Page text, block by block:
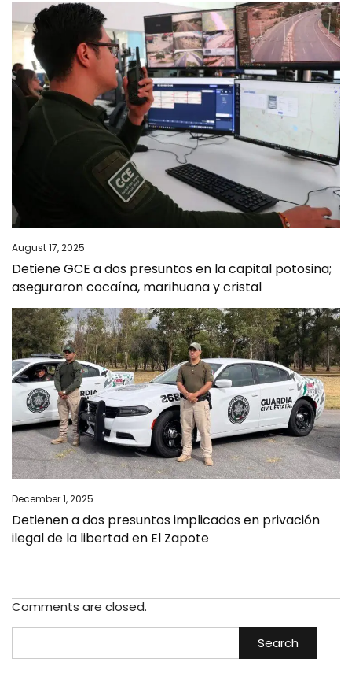
August 17, 2025
Detiene GCE a dos presuntos en la capital potosina;
aseguraron cocaína, marihuana y cristal
December 1, 2025
Detienen a dos presuntos implicados en privación
ilegal de la libertad en El Zapote
Comments are closed.
Search